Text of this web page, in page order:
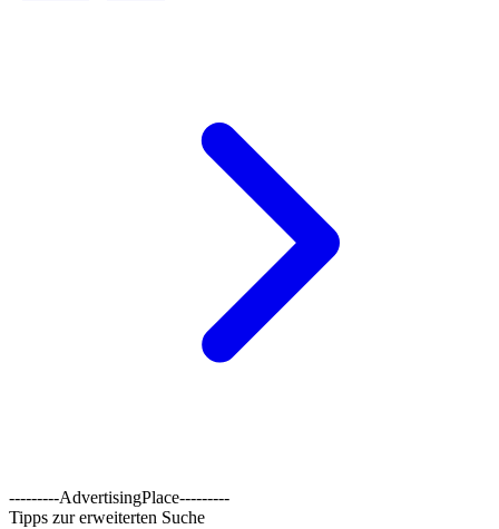
---------AdvertisingPlace---------
Tipps zur erweiterten Suche